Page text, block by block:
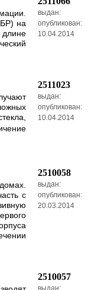
на
длине
выдан:
опубликован:
10.04.2014
2511023
выдан:
опубликован:
10.04.2014
с
2510058
выдан:
опубликован:
20.03.2014
2510057
выдан: